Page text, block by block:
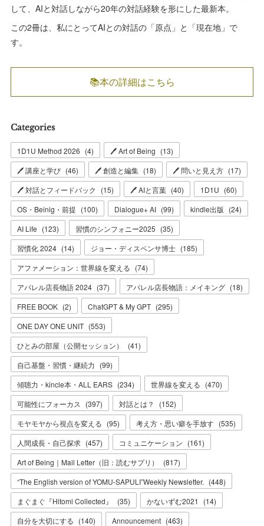
して、AIと対話しながら20年の対話経験を形にした最新本。
この2冊は、私にとってAIとの対話の「原点」と「現在地」で
す。
📚本の詳細はこちら
Categories
1D1U Method 2026 (4) 🖊 Art of Being (13)
🖊 講座と学び (46) 🖊 創造と編集 (18) 🖊 問いと見え方 (17)
🖊 対話とフィードバック
(15) 🖊 AIと言葉 (40) 1D1U (60)
OS・Beinig・前提 (100) Dialogue+ AI (99) kindle出版 (24)
AI Life (123) 習慣のシンフォニー2025 (35)
習慣化 2024 (14) ジョー・ディスペンサ博士 (185)
アファメーション：世界線を変える (74)
アパレル店長物語 2024 (37) アパレル店長物語：メイキング (18)
FREE BOOK (2) ChatGPT & My GPT (295)
ONE DAY ONE UNIT (553)
ひとみの部屋（公開セッション）
(41)
自己基盤・習慣・継続力 (99)
傾聴力・kincle本・ALL EARS (234) 世界線を変える (470)
可能性にフォーカス
(397) 対話とは？ (152)
モヤモヤから視点を変える (95) 考え方・思い癖を手放す (535)
人間成長・自己探求 (457) コミュニケーション (161)
Art of Being｜Mail Letter（旧：読むサプリ）
(817)
“The English version of YOMU-SAPULI”Weekly Newsletter. (448)
まぐまぐ『Hitomi Collected』
(35) かないずむ2021 (14)
自分を大切にする (140) Announcement (463)